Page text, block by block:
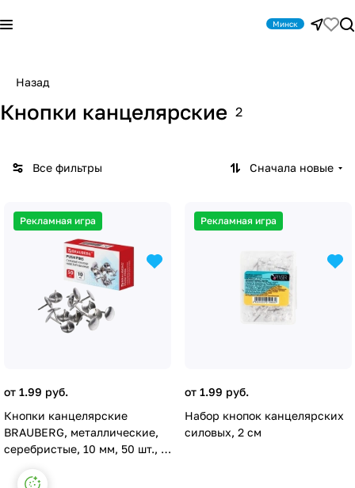
Минск
Назад
Кнопки канцелярские 2
Все фильтры Сначала новые
Рекламная игра
от 1.99 руб.
Кнопки канцелярские
BRAUBERG, металлические,
серебристые, 10 мм, 50 шт., в
Рекламная игра
от 1.99 руб.
Набор кнопок канцелярских
силовых, 2 см
Настройки файлов cookie